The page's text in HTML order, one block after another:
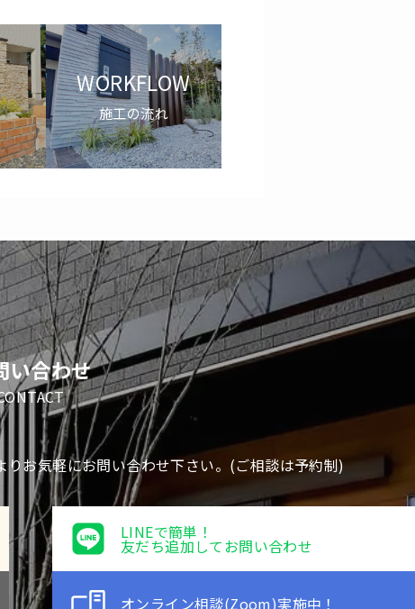
WORKFLOW
施工の流れ
い合わせ
お気軽にお問い合わせ下さい。(ご相談は予約制)
LINEで簡単！
友だち追加してお問い合わせ
オンライン相談(Zoom)実施中！